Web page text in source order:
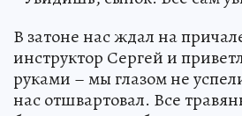
В затоне нас ждал на
инструктор Сергей и
руками – мы глазом не
нас отшвартовал. Все